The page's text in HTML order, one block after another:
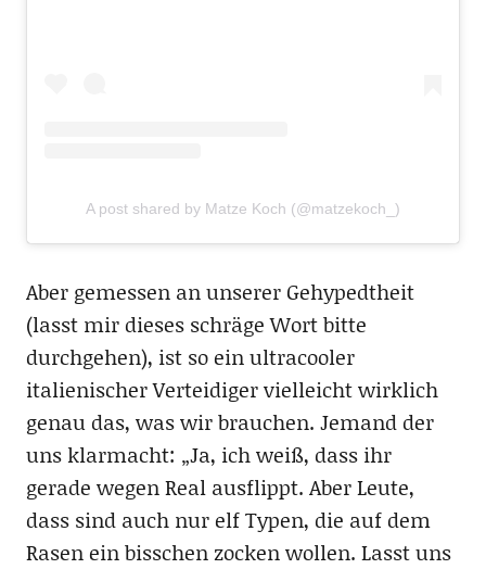
A post shared by Matze Koch (@matzekoch_)
Aber gemessen an unserer Gehypedtheit
(lasst mir dieses schräge Wort bitte
durchgehen), ist so ein ultracooler
italienischer Verteidiger vielleicht wirklich
genau das, was wir brauchen. Jemand der
uns klarmacht: „Ja, ich weiß, dass ihr
gerade wegen Real ausflippt. Aber Leute,
dass sind auch nur elf Typen, die auf dem
Rasen ein bisschen zocken wollen. Lasst uns